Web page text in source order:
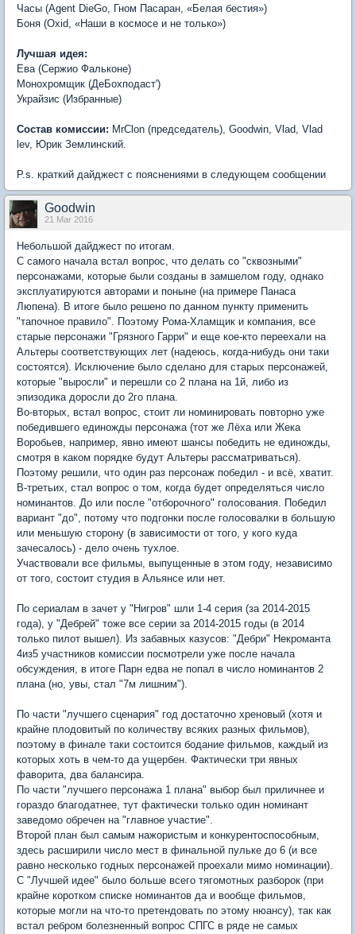
Часы (Agent DieGo, Гном Пасаран, «Белая бестия»)
Боня (Oxid, «Наши в космосе и не только»)
Лучшая идея:
Ева (Сержио Фальконе)
Монохромщик (ДеБохподаст')
Украйзис (Избранные)
Состав комиссии: MrClon (председатель), Goodwin, Vlad, Vlad
lev, Юрик Землинский.
P.s. краткий дайджест с пояснениями в следующем сообщении
Goodwin
21 Mar 2016
Небольшой дайджест по итогам.
С самого начала встал вопрос, что делать со "сквозными"
персонажами, которые были созданы в замшелом году, однако
эксплуатируются авторами и поныне (на примере Панаса
Люпена). В итоге было решено по данном пункту применить
"тапочное правило". Поэтому Рома-Хламщик и компания, все
старые персонажи "Грязного Гарри" и еще кое-кто переехали на
Альтеры соответствующих лет (надеюсь, когда-нибудь они таки
состоятся). Исключение было сделано для старых персонажей,
которые "выросли" и перешли со 2 плана на 1й, либо из
эпизодика доросли до 2го плана.
Во-вторых, встал вопрос, стоит ли номинировать повторно уже
победившего единожды персонажа (тот же Лёха или Жека
Воробьев, например, явно имеют шансы победить не единожды,
смотря в каком порядке будут Альтеры рассматриваться).
Поэтому решили, что один раз персонаж победил - и всё, хватит.
В-третьих, стал вопрос о том, когда будет определяться число
номинантов. До или после "отборочного" голосования. Победил
вариант "до", потому что подгонки после голосовалки в большую
или меньшую сторону (в зависимости от того, у кого куда
зачесалось) - дело очень тухлое.
Участвовали все фильмы, выпущенные в этом году, независимо
от того, состоит студия в Альянсе или нет.
По сериалам в зачет у "Нигров" шли 1-4 серия (за 2014-2015
года), у "Дебрей" тоже все серии за 2014-2015 годы (в 2014
только пилот вышел). Из забавных казусов: "Дебри" Некроманта
4из5 участников комиссии посмотрели уже после начала
обсуждения, в итоге Парн едва не попал в число номинантов 2
плана (но, увы, стал "7м лишним").
По части "лучшего сценария" год достаточно хреновый (хотя и
крайне плодовитый по количеству всяких разных фильмов),
поэтому в финале таки состоится бодание фильмов, каждый из
которых хоть в чем-то да ущербен. Фактически три явных
фаворита, два балансира.
По части "лучшего персонажа 1 плана" выбор был приличнее и
гораздо благодатнее, тут фактически только один номинант
заведомо обречен на "главное участие".
Второй план был самым нажористым и конкурентоспособным,
здесь расширили число мест в финальной пульке до 6 (и все
равно несколько годных персонажей проехали мимо номинации).
С "Лучшей идее" было больше всего тягомотных разборок (при
крайне коротком списке номинантов да и вообще фильмов,
которые могли на что-то претендовать по этому нюансу), так как
встал ребром болезненный вопрос СПГС в ряде не самых